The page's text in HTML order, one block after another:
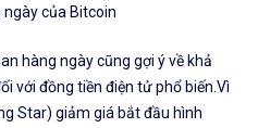
ngày của Bitcoin
hàng ngày cũng gợi ý về khả
với đồng tiền điện tử phổ biến.Vì
Star) giảm giá bắt đầu hình